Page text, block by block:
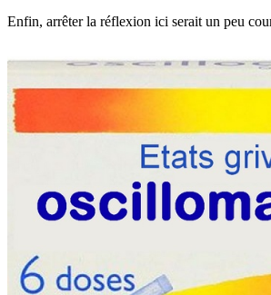
Enfin, arrêter la réflexion ici serait un peu